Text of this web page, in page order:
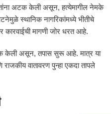
अटक केली असून, हत्येमागील नेमके
स्थानिक नागरिकांमध्ये भीतीचे
कारवाईची मागणी जोर धरत आहे.
केली असून, तपास सुरू आहे. मात्र या
वातावरण पुन्हा एकदा तापले